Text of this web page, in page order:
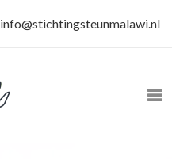
info@stichtingsteunmalawi.nl